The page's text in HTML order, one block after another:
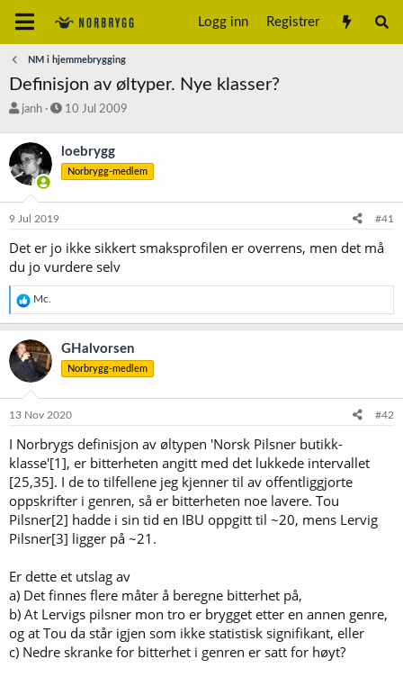
Logg inn Registrer
NM i hjemmebrygging
Definisjon av øltyper. Nye klasser?
T
å
d
s
a
r
e
r
janh
S
r
a
10 Jul 2009
loebrygg
Norbrygg-medlem
9 Jul 2019 #41
Det er jo ikke sikkert smaksprofilen er overrens, men det må
du jo vurdere selv
R
e
a
k
s
o
e
:
Mc.
GHalvorsen
Norbrygg-medlem
13 Nov 2020 #42
I Norbrygs definisjon av øltypen 'Norsk Pilsner butikk-
klasse'[1], er bitterheten angitt med det lukkede intervallet
[25,35]. I de to tilfellene jeg kjenner til av offentliggjorte
oppskrifter i genren, så er bitterheten noe lavere. Tou
Pilsner[2] hadde i sin tid en IBU oppgitt til ~20, mens Lervig
Pilsner[3] ligger på ~21.
Er dette et utslag av
a) Det finnes flere måter å beregne bitterhet på,
b) At Lervigs pilsner mon tro er brygget etter en annen genre,
og at Tou da står igjen som ikke statistisk signifikant, eller
c) Nedre skranke for bitterhet i genren er satt for høyt?